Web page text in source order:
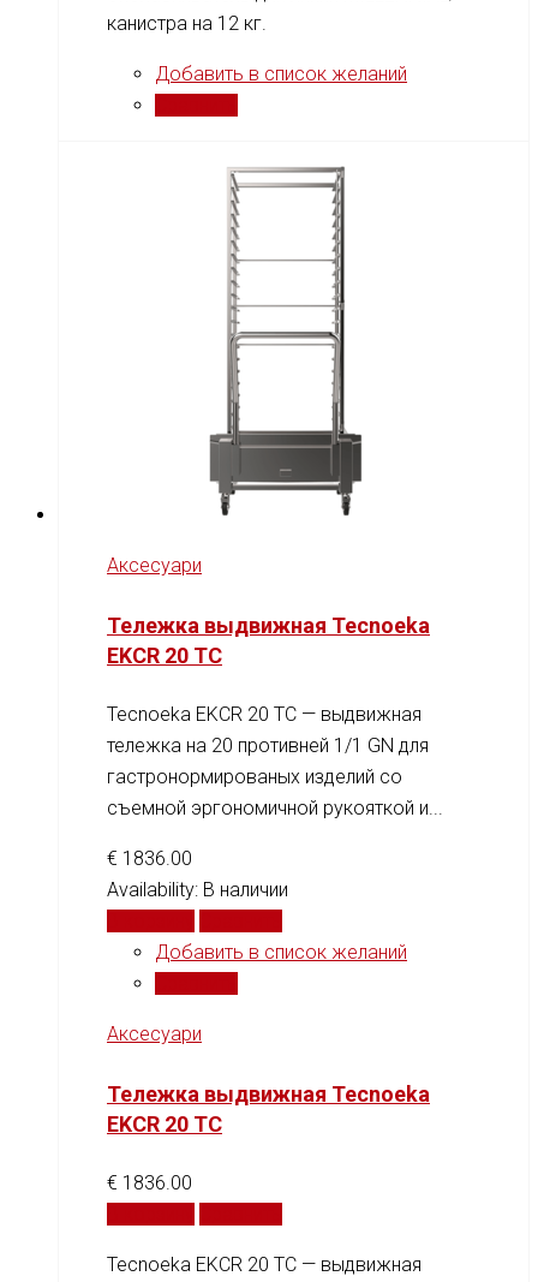
канистра на 12 кг.
Добавить в список желаний
Аксесуари
Тележка выдвижная Tecnoeka
EKCR 20 TC
Tecnoeka EKCR 20 TC — выдвижная
тележка на 20 противней 1/1 GN для
гастронормированых изделий со
съемной эргономичной рукояткой и...
€ 1836.00
Availability: В наличии
Добавить в список желаний
Аксесуари
Тележка выдвижная Tecnoeka
EKCR 20 TC
€ 1836.00
Tecnoeka EKCR 20 TC — выдвижная